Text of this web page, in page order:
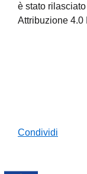
è stato
Attribuzione 4.0
Condividi